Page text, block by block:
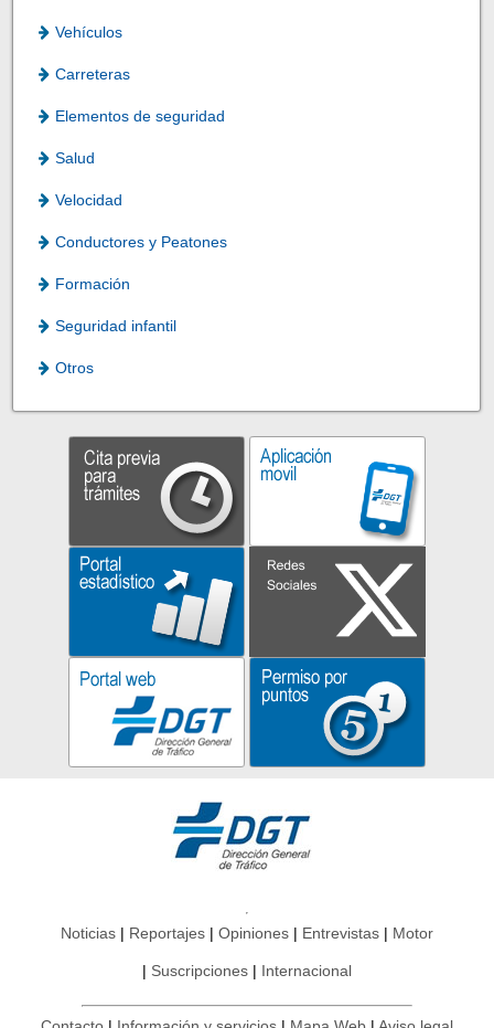
Vehículos
Carreteras
Elementos de seguridad
Salud
Velocidad
Conductores y Peatones
Formación
Seguridad infantil
Otros
Noticias Reportajes Opiniones Entrevistas Motor
Suscripciones Internacional